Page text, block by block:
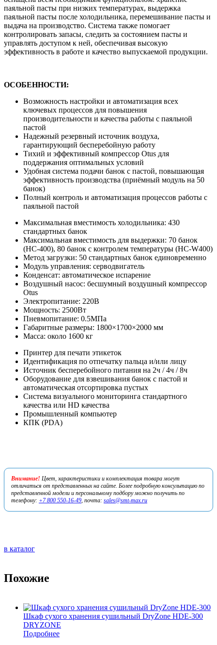
паяльной пасты при низких температурах, выдержка
паяльной пасты после холодильника, перемешивание пасты и
выдача на производство. Система также помогает
контролировать запасы, следить за состоянием пасты и
управлять доступом к ней, обеспечивая высокую
эффективность в работе и качество выпускаемой продукции.
ОСОБЕННОСТИ:
Возможность настройки и автоматизация всех
ключевых процессов для повышения
производительности и качества работы с паяльной
пастой
Надежный резервный источник воздуха,
гарантирующий бесперебойную работу
Тихий и эффективный компрессор Otus для
поддержания оптимальных условий
Удобная система подачи банок с пастой, повышающая
эффективность производства (приёмный модуль на 50
банок)
Полный контроль и автоматизация процессов работы с
паяльной пастой
Максимальная вместимость холодильника: 430
стандартных банок
Максимальная вместимость для выдержки: 70 банок
(HC-400), 80 банок с контролем температуры (HC-W400)
Метод загрузки: 50 стандартных банок единовременно
Модуль управления: серводвигатель
Конденсат: автоматическое испарение
Воздушный насос: бесшумный воздушный компрессор
Otus
Электропитание: 220В
Мощность: 2500Вт
Пневмопитание: 0.5МПа
Габаритные размеры: 1800×1700×2000 мм
Масса: около 1600 кг
Принтер для печати этикеток
Идентификация по отпечатку пальца и/или лицу
Источник бесперебойного питания на 2ч / 4ч / 8ч
Оборудование для взвешивания банок с пастой и
автоматическая отсортировка пустых
Система визуального мониторинга стандартного
качества или HD качества
Промышленный компьютер
КПК (PDA)
Внимание! Цвет, характеристики и комплектация товара могут
отличаться от представленных на сайте. Более подробную консультацию по
представленной модели и персональному подбору можно получить по
телефону: +7 800 550-16-49, почта: sales@smt-max.ru
в каталог
Похожие
Шкаф сухого хранения сушильный DryZone HDE-300
DRYZONE
Подробнее